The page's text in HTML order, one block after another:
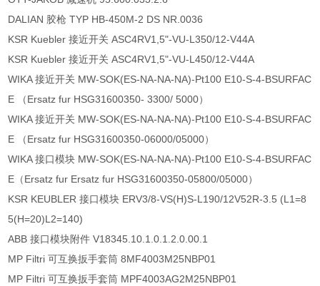
DALIAN 胶枪 TYP HB-450M-2 DS NR.0036
KSR Kuebler 接近开关 ASC4RV1,5"-VU-L350/12-V44A
KSR Kuebler 接近开关 ASC4RV1,5"-VU-L450/12-V44A
WIKA 接近开关 MW-SOK(ES-NA-NA-NA)-Pt100 E10-S-4-BSURFAC
E （Ersatz fur HSG31600350- 3300/ 5000）
WIKA 接近开关 MW-SOK(ES-NA-NA-NA)-Pt100 E10-S-4-BSURFAC
E （Ersatz fur HSG31600350-06000/05000）
WIKA 接口模块 MW-SOK(ES-NA-NA-NA)-Pt100 E10-S-4-BSURFAC
E（Ersatz fur Ersatz fur HSG31600350-05800/05000）
KSR KEUBLER 接口模块 ERV3/8-VS(H)S-L190/12V52R-3.5 (L1=8
5(H=20)L2=140)
ABB 接口模块附件 V18345.10.1.0.1.2.0.00.1
MP Filtri 可互换扳手套筒 8MF4003M25NBP01
MP Filtri 可互换扳手套筒 MPF4003AG2M25NBP01